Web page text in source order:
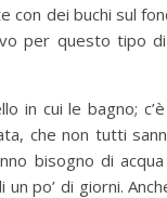
dei buchi sul
per questo tipo
in cui le bagno;
che non tutti
bisogno di
po’ di giorni.